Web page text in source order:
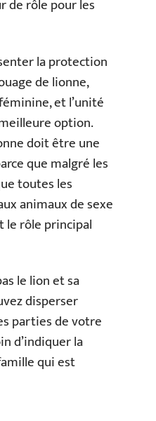
de rôle pour les
la protection
de lionne,
et l’unité
option.
doit être une
que malgré les
toutes les
animaux de sexe
rôle principal
le lion et sa
disperser
parties de votre
d’indiquer la
qui est